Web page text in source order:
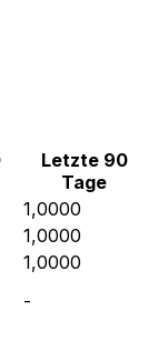
Letzte 90
Tage
1,0000
1,0000
1,0000
-